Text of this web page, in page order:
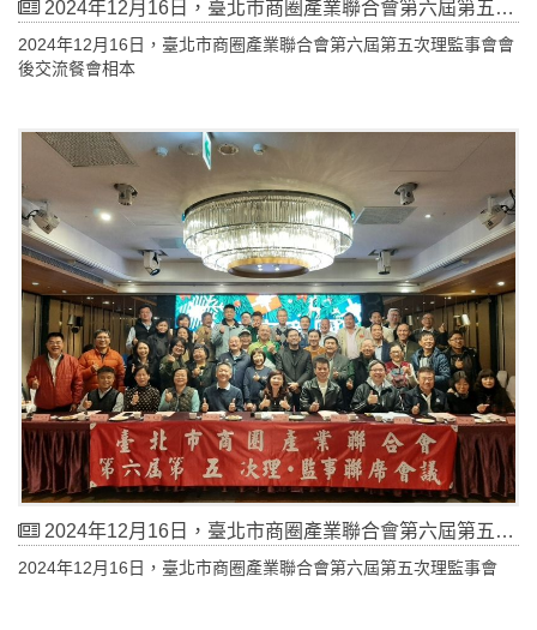
2024年12月16日，臺北市商圈產業聯合會第六屆第五次理監事會會後交流餐會相本
2024年12月16日，臺北市商圈產業聯合會第六屆第五次理監事會會
後交流餐會相本
2024年12月16日，臺北市商圈產業聯合會第六屆第五次理監事會
2024年12月16日，臺北市商圈產業聯合會第六屆第五次理監事會